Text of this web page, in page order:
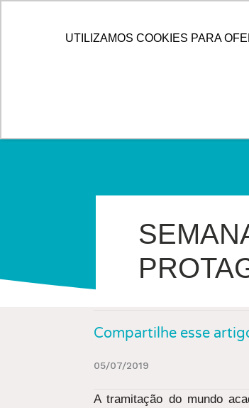
UTILIZAMOS COOKIES PARA
HOME ALLOG
Compartilhe esse
05/07/2019
A tramitação do mundo